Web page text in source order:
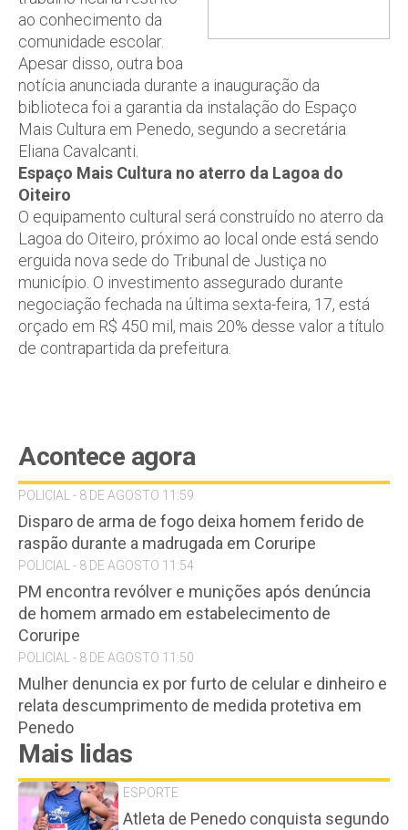
ao conhecimento da
comunidade escolar.
Apesar disso, outra boa
notícia anunciada durante a inauguração da
biblioteca foi a garantia da instalação do Espaço
Mais Cultura em Penedo, segundo a secretária
Eliana Cavalcanti.
Espaço Mais Cultura no aterro da Lagoa do
Oiteiro
O equipamento cultural será construído no aterro da
Lagoa do Oiteiro, próximo ao local onde está sendo
erguida nova sede do Tribunal de Justiça no
município. O investimento assegurado durante
negociação fechada na última sexta-feira, 17, está
orçado em R$ 450 mil, mais 20% desse valor a título
de contrapartida da prefeitura.
Acontece agora
POLICIAL - 8 DE AGOSTO 11:59
Disparo de arma de fogo deixa homem ferido de
raspão durante a madrugada em Coruripe
POLICIAL - 8 DE AGOSTO 11:54
PM encontra revólver e munições após denúncia
de homem armado em estabelecimento de
Coruripe
POLICIAL - 8 DE AGOSTO 11:50
Mulher denuncia ex por furto de celular e dinheiro e
relata descumprimento de medida protetiva em
Penedo
Mais lidas
ESPORTE
Atleta de Penedo conquista segundo